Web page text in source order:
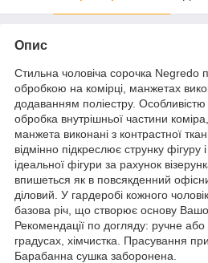
Опис
Стильна чоловіча сорочка Negredo
обробкою на комірці, манжетах
додаванням поліестру.
обробка внутрішньої частини
манжета виконані з контрастної
відмінно підкреслює струнку
ідеальної фігури за рахунок
впишеться як в повсякденний
діловий. У гардеробі кожного
базова річ, що створює основу
Рекомендації по догляду: ручне
градусах, хімчистка. Прасування
Барабанна сушка заборонена.